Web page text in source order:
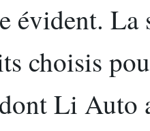
évident. La
choisis
Li Auto